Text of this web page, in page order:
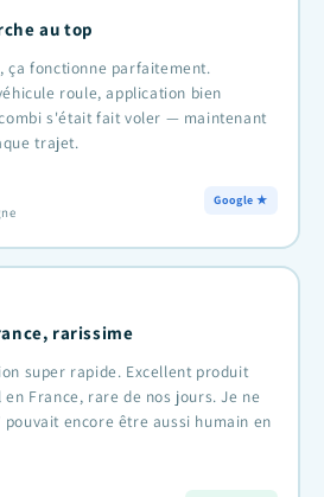
au top
ça fonctionne parfaitement.
roule, application bien
s'était fait voler — maintenant
trajet.
Google ★
rarissime
super rapide. Excellent produit
France, rare de nos jours. Je ne
pouvait encore être aussi humain en